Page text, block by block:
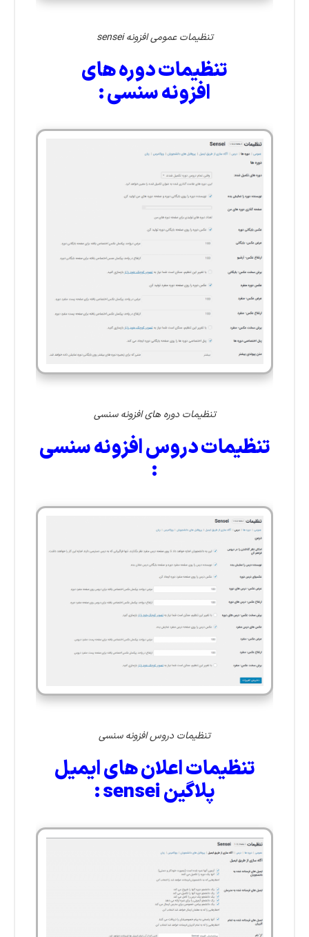
تنظیمات عمومی افزونه sensei
تنظیمات دوره های
افزونه سنسی :
تنظیمات دوره های افزونه سنسی
تنظیمات دروس افزونه سنسی
:
تنظیمات دروس افزونه سنسی
تنظیمات اعلان های ایمیل
پلاگین sensei :